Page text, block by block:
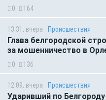
0 164
13:31, вчера Происшествия
Глава белгородской
за мошенничество в
0 136
12:09, вчера Происшествия
Ударивший по